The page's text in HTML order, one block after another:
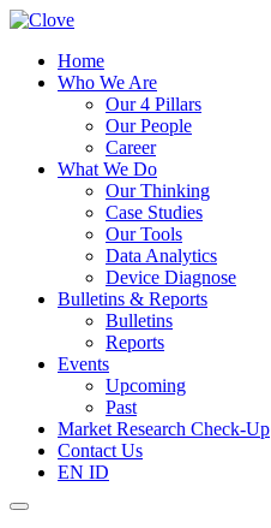
Home
Who We Are
Our 4 Pillars
Our People
Career
What We Do
Our Thinking
Case Studies
Our Tools
Data Analytics
Device Diagnose
Bulletins & Reports
Bulletins
Reports
Events
Upcoming
Past
Market Research Check-Up
Contact Us
EN ID